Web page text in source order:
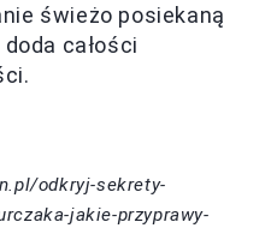
świeżo posiekaną
całości
odkryj-sekrety-
jakie-przyprawy-